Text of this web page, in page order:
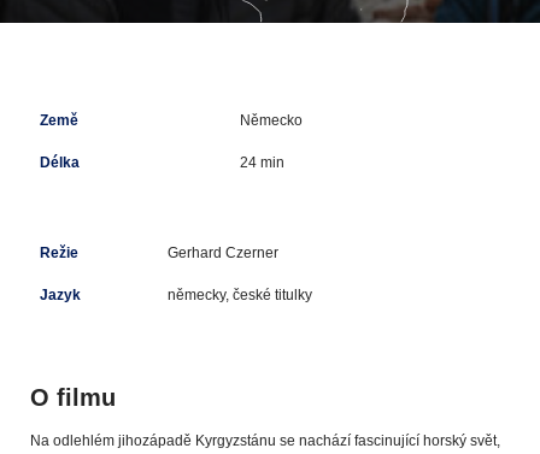
Země Německo
Délka 24 min
Režie Gerhard Czerner
Jazyk německy, české titulky
O filmu
Na odlehlém jihozápadě Kyrgyzstánu se nachází fascinující horský svět,